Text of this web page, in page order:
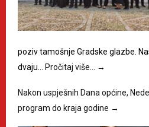
poziv tamošnje Gradske glazbe.
dvaju…
Pročitaj više… →
Nakon uspješnih Dana općine,
program do kraja godine →